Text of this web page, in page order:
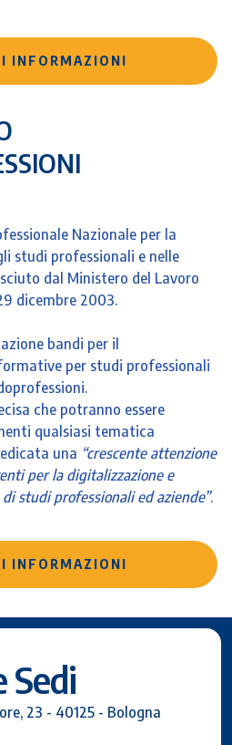
INFORMAZIONI
Nazionale per la
studi professionali e nelle
dal Ministero del Lavoro
dicembre 2003.
bandi per il
per studi professionali
che potranno essere
qualsiasi tematica
una “crescente attenzione
per la digitalizzazione e
studi professionali ed aziende”.
INFORMAZIONI
Sedi
23 - 40125 - Bologna